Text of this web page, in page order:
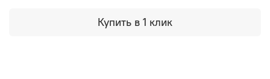
Купить в 1 клик